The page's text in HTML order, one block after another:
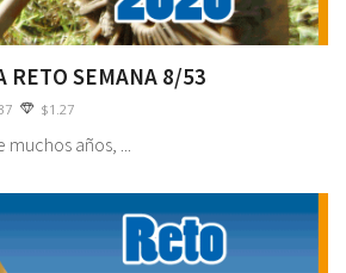
RETO SEMANA 8/53
$1.27
muchos años, ...